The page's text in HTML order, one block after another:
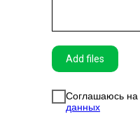
Add files
Соглашаюсь на
данных